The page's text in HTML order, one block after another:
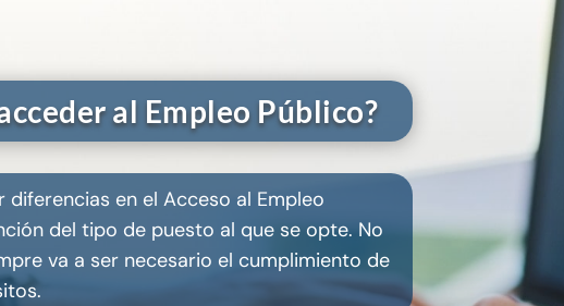
al Empleo Público?
diferencias en el Acceso al Empleo
del tipo de puesto al que se opte. No
va a ser necesario el cumplimiento de